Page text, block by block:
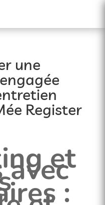
une
Register
et
avec
: